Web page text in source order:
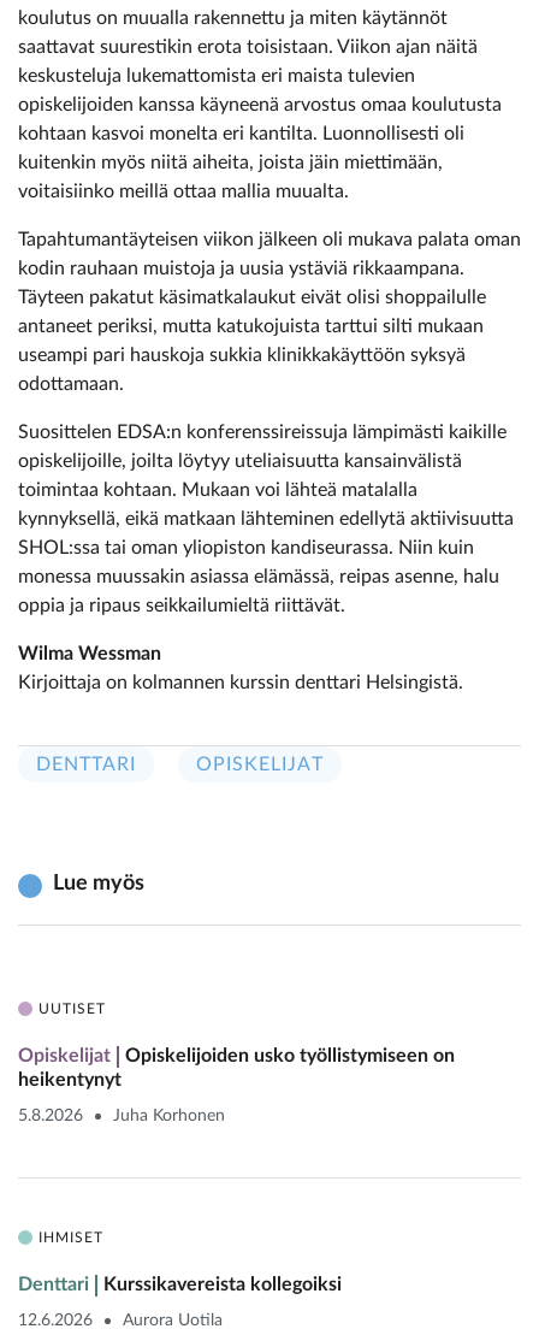
koulutus on muualla rakennettu ja miten käytännöt
saattavat suurestikin erota toisistaan. Viikon ajan näitä
keskusteluja lukemattomista eri maista tulevien
opiskelijoiden kanssa käyneenä arvostus omaa koulutusta
kohtaan kasvoi monelta eri kantilta. Luonnollisesti oli
kuitenkin myös niitä aiheita, joista jäin miettimään,
voitaisiinko meillä ottaa mallia muualta.
Tapahtumantäyteisen viikon jälkeen oli mukava palata oman
kodin rauhaan muistoja ja uusia ystäviä rikkaampana.
Täyteen pakatut käsimatkalaukut eivät olisi shoppailulle
antaneet periksi, mutta katukojuista tarttui silti mukaan
useampi pari hauskoja sukkia klinikkakäyttöön syksyä
odottamaan.
Suosittelen EDSA:n konferenssireissuja lämpimästi kaikille
opiskelijoille, joilta löytyy uteliaisuutta kansainvälistä
toimintaa kohtaan. Mukaan voi lähteä matalalla
kynnyksellä, eikä matkaan lähteminen edellytä aktiivisuutta
SHOL:ssa tai oman yliopiston kandiseurassa. Niin kuin
monessa muussakin asiassa elämässä, reipas asenne, halu
oppia ja ripaus seikkailumieltä riittävät.
Wilma Wessman
Kirjoittaja on kolmannen kurssin denttari Helsingistä.
DENTTARI OPISKELIJAT
Lue myös
UUTISET
Opiskelijat
Opiskelijoiden usko työllistymiseen on
heikentynyt
5.8.2026 Juha Korhonen
IHMISET
Denttari Kurssikavereista kollegoiksi
12.6.2026 Aurora Uotila